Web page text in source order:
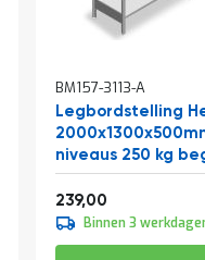
BM157-3113-A
Legbordstelling
niveaus 250 kg
Vanaf
239,00
Binnen 3